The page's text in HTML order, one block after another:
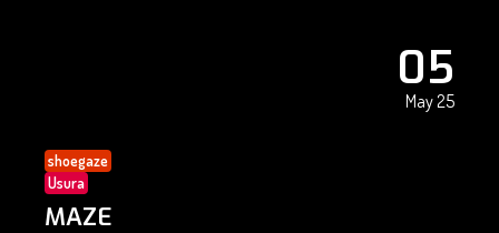
05
May 25
shoegaze
Usura
MAZE